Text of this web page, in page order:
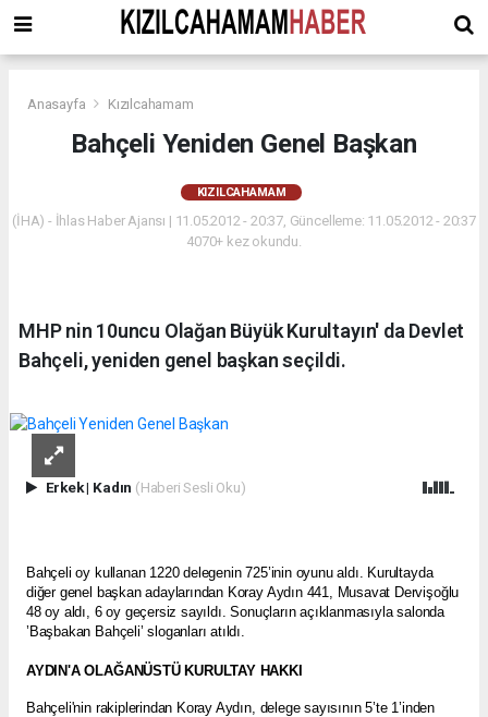
Anasayfa Kızılcahamam
Bahçeli Yeniden Genel Başkan
KIZILCAHAMAM
(İHA) - İhlas Haber Ajansı | 11.05.2012 - 20:37, Güncelleme: 11.05.2012 - 20:37
4070+ kez okundu.
MHP nin 10uncu Olağan Büyük Kurultayın' da Devlet
Bahçeli, yeniden genel başkan seçildi.
Erkek| Kadın (Haberi Sesli Oku)
Bahçeli oy kullanan 1220 delegenin 725’inin oyunu aldı. Kurultayda
diğer genel başkan adaylarından Koray Aydın 441, Musavat Dervişoğlu
48 oy aldı, 6 oy geçersiz sayıldı. Sonuçların açıklanmasıyla salonda
’Başbakan Bahçeli’ sloganları atıldı.
AYDIN'A OLAĞANÜSTÜ KURULTAY HAKKI
Bahçeli'nin rakiplerindan Koray Aydın, delege sayısının 5’te 1’inden